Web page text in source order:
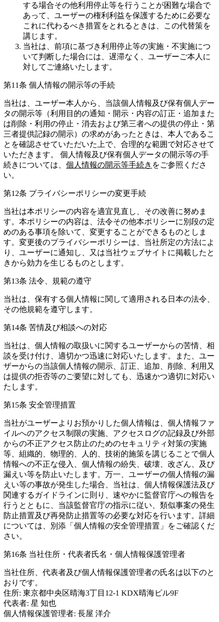
する場合その他利用停止等を行うことが困難な場合で
あって、ユーザーの権利利益を保護するために必要な
これに代わるべき措置をとれるときは、この代替策を
講じます。
当社は、前項に基づき利用停止等の実施・不実施につ
いて判断した場合には、遅滞なく、ユーザーご本人に
対してご連絡いたします。
第11条 個人情報の開示等の手続
当社は、ユーザー本人から、当該個人情報及び保有個人デー
タの開示等（利用目的の通知・開示・内容の訂正・追加また
は削除・利用の停止・消去および第三者への提供の停止・第
三者提供記録の開示）の求めがあったときは、本人であるこ
とを確認させていただいた上で、合理的な範囲で対応させて
いただきます。 個人情報及び保有個人データの開示等の手
続きについては、個人情報の開示等手続き をご参照くださ
い。
第12条 プライバシーポリシーの変更手続
当社は本ポリシーの内容を適宜見直し、その改善に努めま
す。本ポリシーの内容は、法令その他本ポリシーに別段の定
めのある事項を除いて、変更することができるものとしま
す。変更後のプライバシーポリシーは、当社所定の方法によ
り、ユーザーに通知し、又は当社ウェブサイトに掲載したと
きから効力を生じるものとします。
第13条 法令、規範の遵守
当社は、保有する個人情報に関して適用される日本の法令、
その他規範を遵守します。
第14条 苦情及び相談への対応
当社は、個人情報の取扱いに関するユーザーからの苦情、相
談を受け付け、適切かつ迅速に対応いたします。また、ユー
ザーからの当該個人情報の開示、訂正、追加、削除、利用又
は提供の拒否等のご要望に対しても、迅速かつ適切に対応い
たします。
第15条 安全管理措置
当社がユーザーよりお預かりした個人情報は、個人情報ファ
イルへのアクセス制限の実施、アクセスログの記録及び外部
からの不正アクセス防止のためのセキュリティ対策の実施
等、組織的、物理的、人的、技術的施策を講じることで個人
情報への不正な侵入、個人情報の紛失、破壊、改ざん、及び
漏えい等を防止いたします。万一、ユーザーの個人情報の漏
えい等の事故が発生した場合、当社は、個人情報保護法及び
関連するガイドラインに則り、速やかに監督官庁への報告を
行うとともに、当該監督官庁の指示に従い、類似事案の発生
防止措置及び再発防止措置等の必要な対応を行います。詳細
については、別添「個人情報の安全管理措置」をご確認くだ
さい。
第16条 当社住所・代表者氏名・個人情報保護管理者
当社住所、代表者及び個人情報保護管理者の氏名は以下のと
おりです。
住所: 東京都中央区晴海3丁目12-1 KDX晴海ビル9F
代表者: 星 知也
個人情報保護管理者: 長屋 洋介